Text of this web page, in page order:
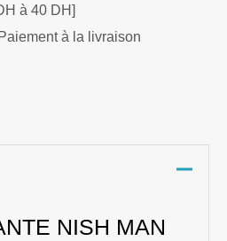
à 40 DH]
à la livraison
NISH MAN